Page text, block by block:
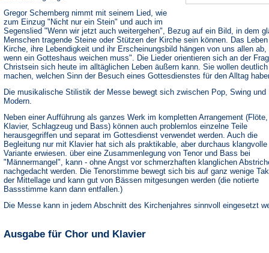
Gregor Schemberg nimmt mit seinem Lied, wie
zum Einzug "Nicht nur ein Stein" und auch im
Segenslied "Wenn wir jetzt auch weitergehen", Bezug auf ein Bild, in dem
Menschen tragende Steine oder Stützen der Kirche sein können. Das
Kirche, ihre Lebendigkeit und ihr Erscheinungsbild hängen von uns allen
wenn ein Gotteshaus weichen muss". Die Lieder orientieren sich an der
Christsein sich heute im alltäglichen Leben äußern kann. Sie wollen deutlich
machen, welchen Sinn der Besuch eines Gottesdienstes für den Alltag
Die musikalische Stilistik der Messe bewegt sich zwischen Pop, Swing und
Modern.
Neben einer Aufführung als ganzes Werk im kompletten Arrangement (Flöte,
Klavier, Schlagzeug und Bass) können auch problemlos einzelne Teile
herausgegriffen und separat im Gottesdienst verwendet werden. Auch die
Begleitung nur mit Klavier hat sich als praktikable, aber durchaus klangvolle
Variante erwiesen. über eine Zusammenlegung von Tenor und Bass bei
"Männermangel", kann - ohne Angst vor schmerzhaften klanglichen
nachgedacht werden. Die Tenorstimme bewegt sich bis auf ganz wenige
der Mittellage und kann gut von Bässen mitgesungen werden (die notierte
Bassstimme kann dann entfallen.)
Die Messe kann in jedem Abschnitt des Kirchenjahres sinnvoll eingesetzt
Ausgabe für Chor und Klavier